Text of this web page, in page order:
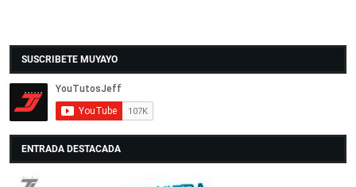
SUSCRIBETE MUYAYO
ENTRADA DESTACADA